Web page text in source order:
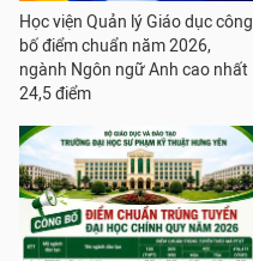
Học viện Quản lý Giáo dục công
bố điểm chuẩn năm 2026,
ngành Ngôn ngữ Anh cao nhất
24,5 điểm